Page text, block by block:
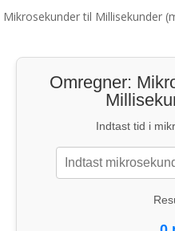
Mikrosekunder til Millisekunder
Omregner:
Indtast tid i